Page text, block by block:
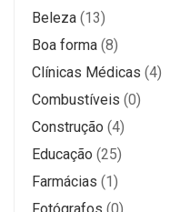
Beleza (13)
Boa forma (8)
Clínicas Médicas (4)
Combustíveis (0)
Construção (4)
Educação (25)
Farmácias (1)
Fotógrafos (0)